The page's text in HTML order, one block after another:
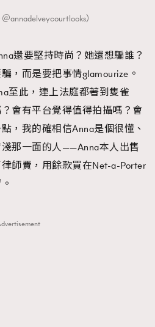
annadelveycourtlooks）
還要堅持時尚？她還想騙誰？
，而是要把事情glamourize。
至此，連上法庭都著到隻雀
會有平台覺得值得拍攝嗎？會
，我的確相信Anna是個很懂、
那一面的人——Anna本人出售
師費，用餘款買在Net-a-Porter